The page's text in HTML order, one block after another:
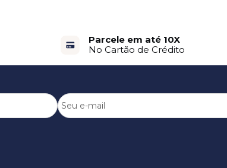
Parcele em até 10X
No Cartão de Crédito